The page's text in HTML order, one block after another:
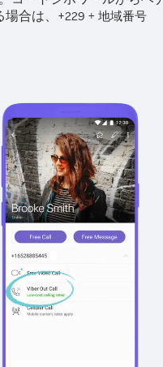
場合は、 +229 + 地域番号